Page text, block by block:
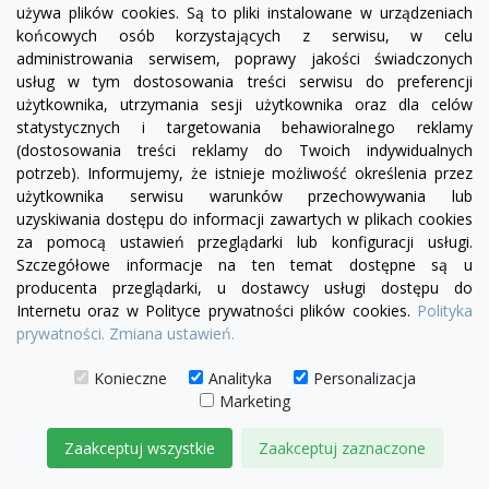
visibility
żółtyzielony
czerwony
miętowy
błękitny
turkusowy
granatowy
+14
3 000,00 zł
DODAJ DO KOSZYKA
używa plików cookies. Są to pliki instalowane w urządzeniach
końcowych osób korzystających z serwisu, w celu
administrowania serwisem, poprawy jakości świadczonych
usług w tym dostosowania treści serwisu do preferencji
użytkownika, utrzymania sesji użytkownika oraz dla celów
statystycznych i targetowania behawioralnego reklamy
(dostosowania treści reklamy do Twoich indywidualnych
potrzeb). Informujemy, że istnieje możliwość określenia przez
użytkownika serwisu warunków przechowywania lub
uzyskiwania dostępu do informacji zawartych w plikach cookies
za pomocą ustawień przeglądarki lub konfiguracji usługi.
Szczegółowe informacje na ten temat dostępne są u
producenta przeglądarki, u dostawcy usługi dostępu do
Internetu oraz w Polityce prywatności plików cookies. Polityka
prywatności. Zmiana ustawień.
Konieczne Analityka
Personalizacja
Marketing
Zaakceptuj wszystkie Zaakceptuj zaznaczone